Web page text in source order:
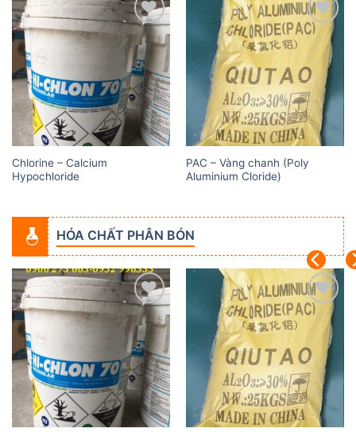
Add to
wishlist
Chlorine – Calcium
Hypochloride
Add to
wishlist
PAC – Vàng chanh (Poly
Aluminium Cloride)
HÓA CHẤT PHÂN BÓN
Add to
wishlist
Add to
wishlist